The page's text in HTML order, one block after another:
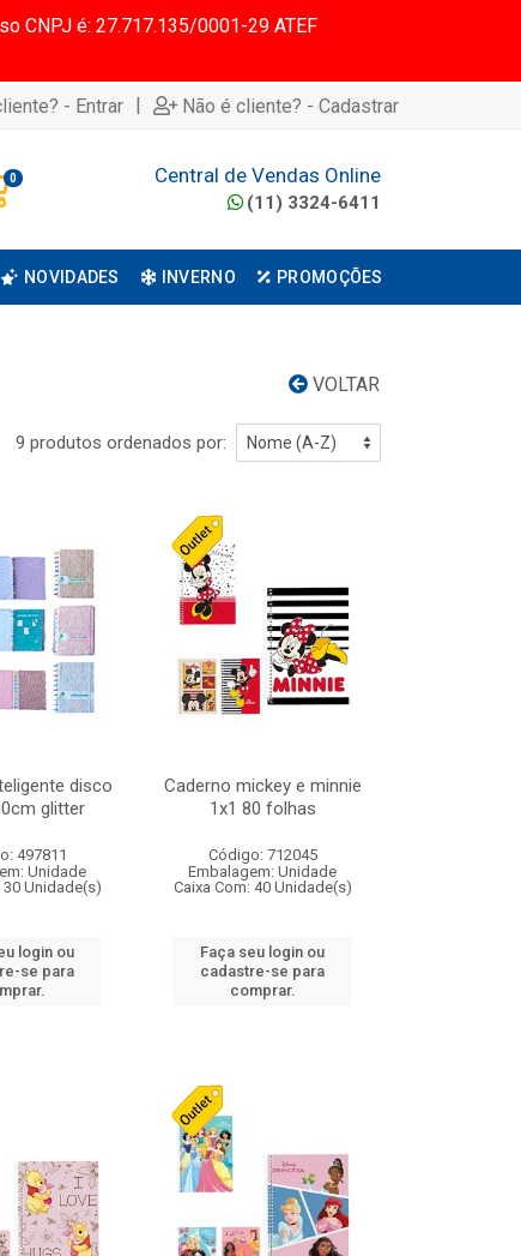
CNPJ é: 27.717.135/0001-29 ATEF
- Entrar | Não é cliente? - Cadastrar
0 Central de Vendas Online
(11) 3324-6411
NOVIDADES INVERNO PROMOÇÕES
VOLTAR
9 produtos ordenados por:
disco
glitter
497811
Unidade
30 Unidade(s)
login ou
se para
Caderno mickey e minnie
1x1 80 folhas
Código: 712045
Embalagem: Unidade
Caixa Com: 40 Unidade(s)
Faça seu login ou
cadastre-se para
comprar.